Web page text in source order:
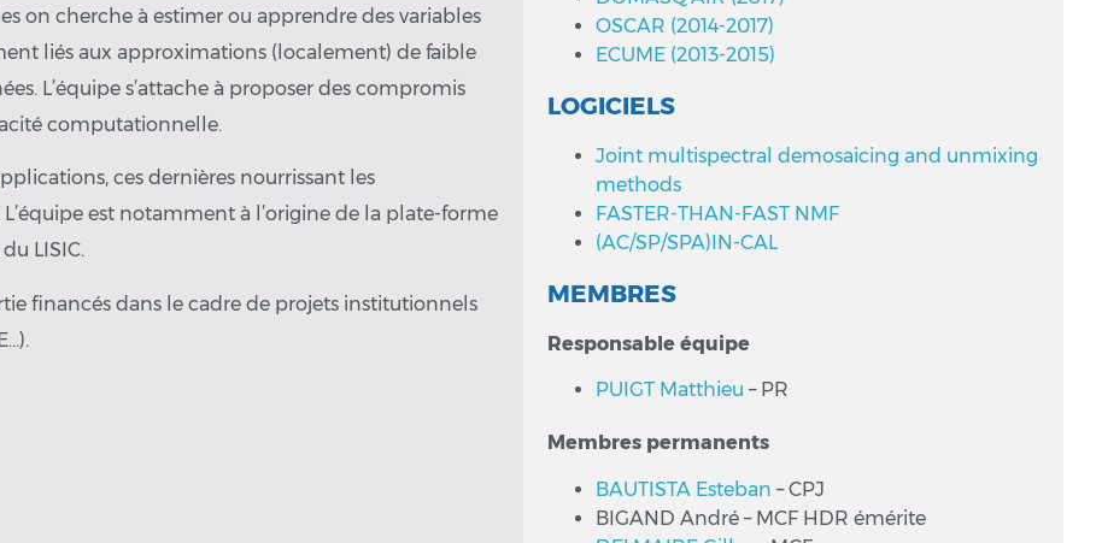
on cherche à estimer ou apprendre des variables
liés aux approximations (localement) de faible
L’équipe s’attache à proposer des compromis
computationnelle.
ces dernières nourrissant les
est notamment à l’origine de la plate-forme
LISIC.
financés dans le cadre de projets institutionnels
OSCAR (2014-2017)
ECUME (2013-2015)
LOGICIELS
Joint multispectral demosaicing and unmixing
methods
FASTER-THAN-FAST NMF
(AC/SP/SPA)IN-CAL
MEMBRES
Responsable équipe
PUIGT Matthieu – PR
Membres permanents
BAUTISTA Esteban – CPJ
BIGAND André – MCF HDR émérite